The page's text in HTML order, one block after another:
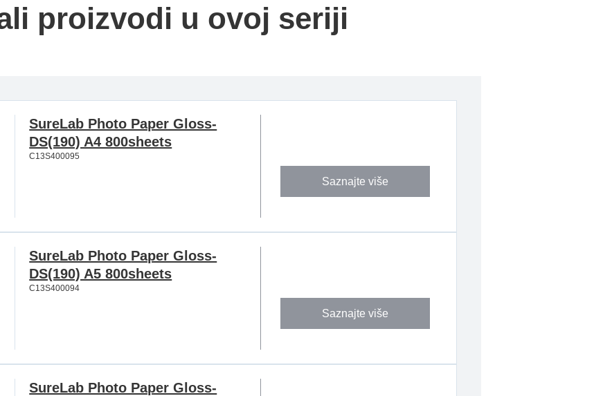
proizvodi u ovoj seriji
SureLab Photo Paper Gloss-
DS(190) A4 800sheets
C13S400095
Saznajte više
SureLab Photo Paper Gloss-
DS(190) A5 800sheets
C13S400094
Saznajte više
SureLab Photo Paper Gloss-